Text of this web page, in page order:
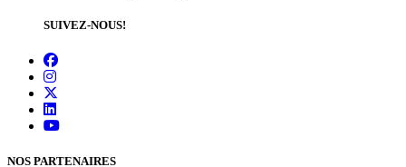
SUIVEZ-NOUS!
NOS PARTENAIRES